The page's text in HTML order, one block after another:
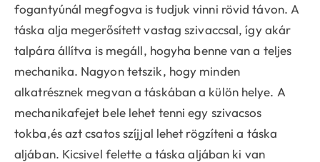
fogantyúnál megfogva is tudjuk vinni rövid távon. A
táska alja megerősített vastag szivaccsal, így akár
talpára állítva is megáll, hogyha benne van a teljes
mechanika. Nagyon tetszik, hogy minden
alkatrésznek megvan a táskában a külön helye. A
mechanikafejet bele lehet tenni egy szivacsos
tokba,és azt csatos szíjjal lehet rögzíteni a táska
aljában. Kicsivel felette a táska aljában ki van